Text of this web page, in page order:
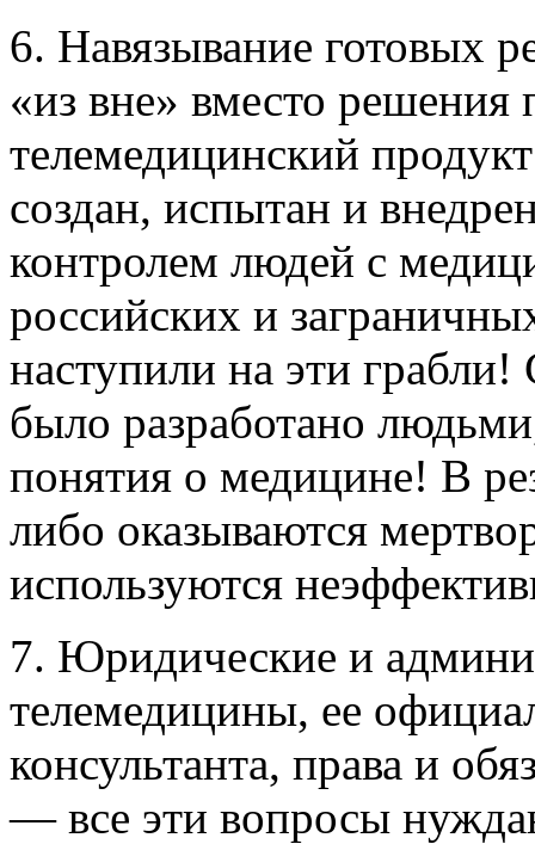
6. Навязывание готовых
«из вне» вместо
телемедицинский
создан, испытан и
контролем людей с
российских и
наступили на эти
было разработано
понятия о медицине! В
либо оказываются
используются
7. Юридические и
телемедицины, ее
консультанта, права и
— все эти вопросы